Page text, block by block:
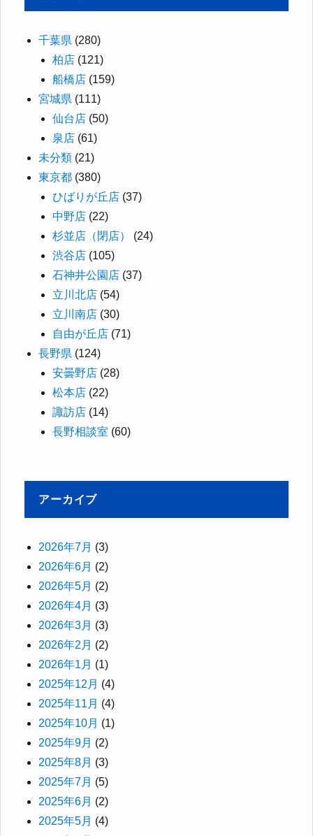
千葉県 (280)
柏店 (121)
船橋店 (159)
宮城県 (111)
仙台店 (50)
泉店 (61)
未分類 (21)
東京都 (380)
ひばりが丘店 (37)
中野店 (22)
杉並店（閉店）
(24)
渋谷店 (105)
石神井公園店 (37)
立川北店 (54)
立川南店 (30)
自由が丘店 (71)
長野県 (124)
安曇野店 (28)
松本店 (22)
諏訪店 (14)
長野相談室 (60)
アーカイブ
2026年7月 (3)
2026年6月 (2)
2026年5月 (2)
2026年4月 (3)
2026年3月 (3)
2026年2月 (2)
2026年1月 (1)
2025年12月 (4)
2025年11月 (4)
2025年10月 (1)
2025年9月 (2)
2025年8月 (3)
2025年7月 (5)
2025年6月 (2)
2025年5月 (4)